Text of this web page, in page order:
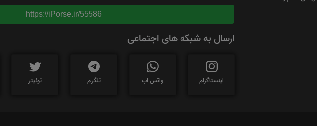
https://iPorse.ir/55586
ارسال به شبکه های اجتماعی
اینستاگرام واتس اپ تلگرام توئیتر